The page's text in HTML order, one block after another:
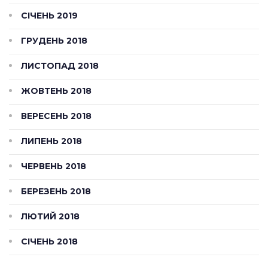
СІЧЕНЬ 2019
ГРУДЕНЬ 2018
ЛИСТОПАД 2018
ЖОВТЕНЬ 2018
ВЕРЕСЕНЬ 2018
ЛИПЕНЬ 2018
ЧЕРВЕНЬ 2018
БЕРЕЗЕНЬ 2018
ЛЮТИЙ 2018
СІЧЕНЬ 2018